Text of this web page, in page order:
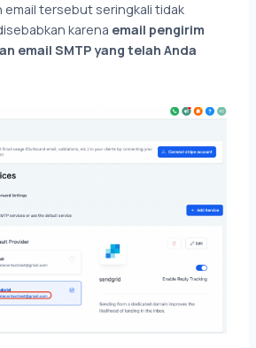
email tersebut seringkali tidak
karena email pengirim
email SMTP yang telah Anda